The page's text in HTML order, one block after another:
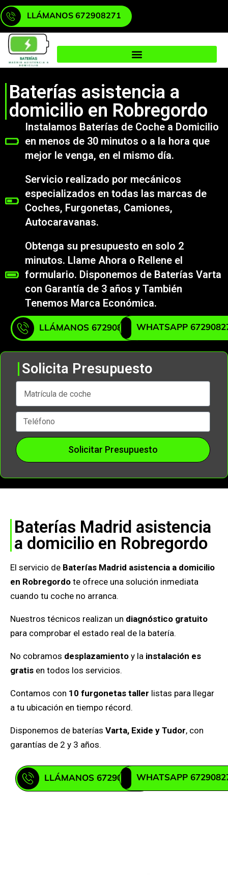
LLÁMANOS 672908271
Baterías asistencia a
domicilio en Robregordo
Instalamos Baterías de Coche a Domicilio
en menos de 30 minutos o a la hora que
mejor le venga, en el mismo día.
Servicio realizado por mecánicos
especializados en todas las marcas de
Coches, Furgonetas, Camiones,
Autocaravanas.
Obtenga su presupuesto en solo 2
minutos. Llame Ahora o Rellene el
formulario. Disponemos de Baterías Varta
con Garantía de 3 años y También
Tenemos Marca Económica.
LLÁMANOS 672908271WHATSAPP
Solicita Presupuesto
Solicitar Presupuesto
Baterías Madrid asistencia
a domicilio en Robregordo
El servicio de Baterías Madrid asistencia a domicilio
en Robregordo te ofrece una solución inmediata
cuando tu coche no arranca.
Nuestros técnicos realizan un diagnóstico gratuito
para comprobar el estado real de la batería.
No cobramos desplazamiento y la instalación es
gratis en todos los servicios.
Contamos con 10 furgonetas taller listas para llegar
a tu ubicación en tiempo récord.
Disponemos de baterías Varta, Exide y Tudor, con
garantías de 2 y 3 años.
LLÁMANOS 672908271WHATSAPP